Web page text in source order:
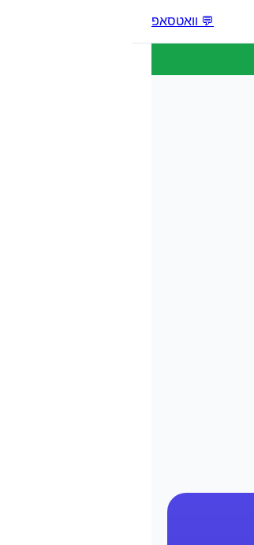
💬 וואטסאפ